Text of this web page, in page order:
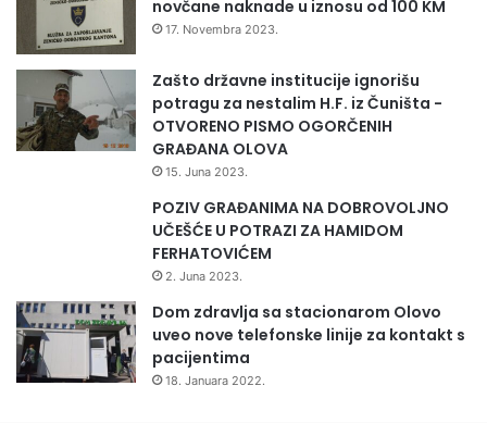
novčane naknade u iznosu od 100 KM
17. Novembra 2023.
Zašto državne institucije ignorišu
potragu za nestalim H.F. iz Čuništa -
OTVORENO PISMO OGORČENIH
GRAĐANA OLOVA
15. Juna 2023.
POZIV GRAĐANIMA NA DOBROVOLJNO
UČEŠĆE U POTRAZI ZA HAMIDOM
FERHATOVIĆEM
2. Juna 2023.
Dom zdravlja sa stacionarom Olovo
uveo nove telefonske linije za kontakt s
pacijentima
18. Januara 2022.